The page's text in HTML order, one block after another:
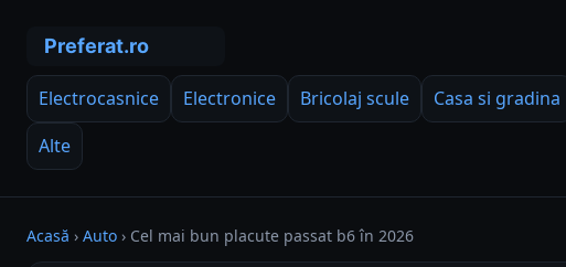
Electrocasnice Electronice Bricolaj scule Casa si gradina
Alte
Acasă › Auto › Cel mai bun placute passat b6 în 2026